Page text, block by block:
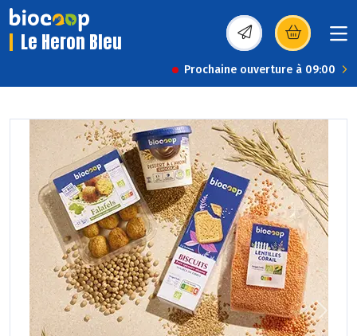
Le Heron Bleu (s’ouvre dans une
Prochaine ouverture à 09:00
Previous Next